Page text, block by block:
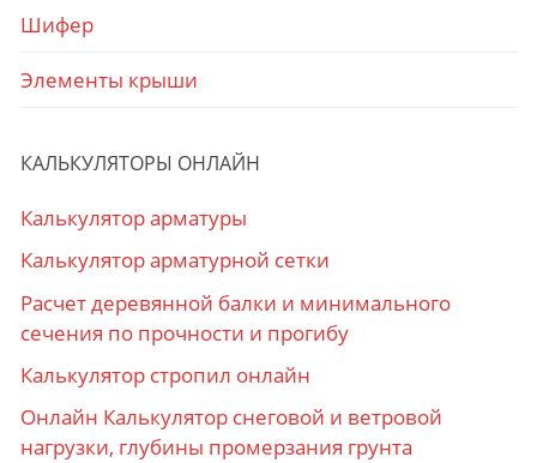
Шифер
Элементы крыши
КАЛЬКУЛЯТОРЫ ОНЛАЙН
Калькулятор арматуры
Калькулятор арматурной сетки
Расчет деревянной балки и минимального
сечения по прочности и прогибу
Калькулятор стропил онлайн
Онлайн Калькулятор снеговой и ветровой
нагрузки, глубины промерзания грунта